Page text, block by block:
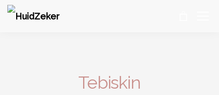
Tebiskin